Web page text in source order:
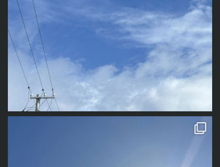
1枚目は少し前の写真で、今年の春先に撮影したものです
雲